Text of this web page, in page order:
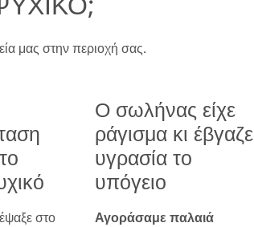
μας στην περιοχή σας.
στο
Ο σωλήνας είχε
ράγισμα κι έβγαζε
υγρασία το
υπόγειο
Αγοράσαμε παλαιά